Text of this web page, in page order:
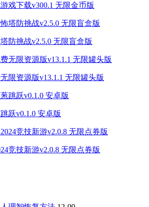
戏下载v300.1 无限金币版
防挑战v2.5.0 无限盲盒版
限资源版v13.1.1 无限罐头版
跃v0.1.0 安卓版
竞技新游v2.0.8 无限点券版